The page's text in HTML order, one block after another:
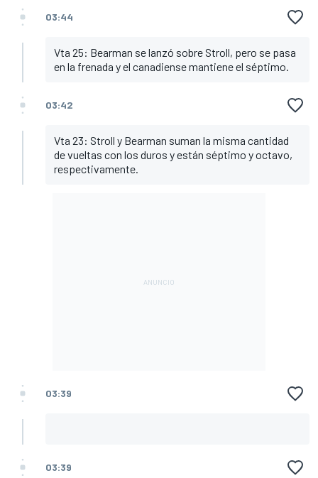
03:44
Vta 25: Bearman se lanzó sobre Stroll, pero se pasa
en la frenada y el canadiense mantiene el séptimo.
03:42
Vta 23: Stroll y Bearman suman la misma cantidad
de vueltas con los duros y están séptimo y octavo,
respectivamente.
03:39
03:39